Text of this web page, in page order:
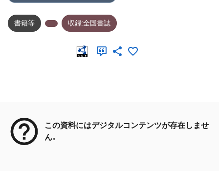
書籍等 収録:全国書誌
この資料にはデジタルコンテンツが存在しませ
ん。